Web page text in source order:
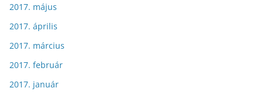
2017. május
2017. április
2017. március
2017. február
2017. január